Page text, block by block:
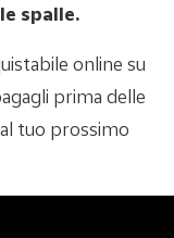
spalle.
online su
prima delle
tuo prossimo